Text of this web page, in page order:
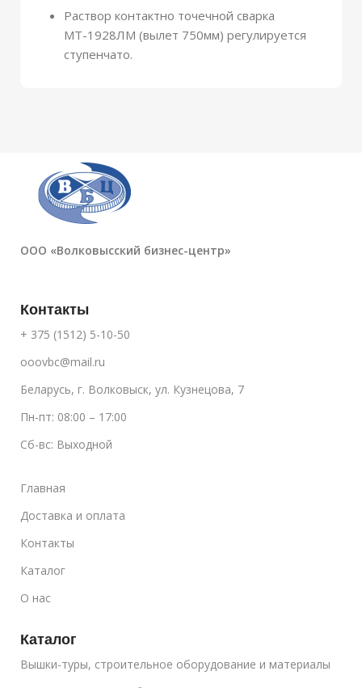
Раствор контактно точечной сварка
МТ-1928ЛМ (вылет 750мм) регулируется
ступенчато.
ООО «Волковысский бизнес-центр»
Контакты
+ 375 (1512) 5-10-50
ooovbc@mail.ru
Беларусь, г. Волковыск, ул. Кузнецова, 7
Пн-пт: 08:00 – 17:00
Сб-вс: Выходной
Главная
Доставка и оплата
Контакты
Каталог
О нас
Каталог
Вышки-туры, строительное оборудование и материалы